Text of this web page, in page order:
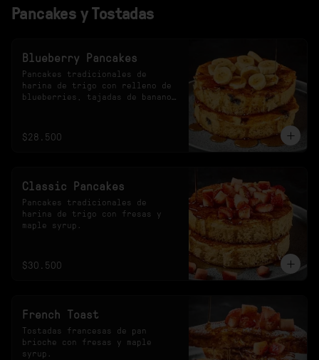
Pancakes y Tostadas
Blueberry Pancakes
Pancakes tradicionales de
harina de trigo con relleno de
blueberries, tajadas de banano
$28.500
Classic Pancakes
Pancakes tradicionales de
harina de trigo con fresas y
maple syrup.
$30.500
French Toast
Tostadas francesas de pan
brioche con fresas y maple
syrup.